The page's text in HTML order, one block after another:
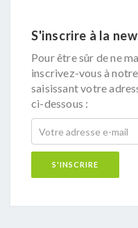
S'inscrire à la
Pour être sûr de ne
inscrivez-vous à
saisissant votre
ci-dessous :